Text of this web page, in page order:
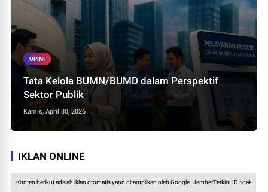
OPINI
Tata Kelola BUMN/BUMD dalam Perspektif
Sektor Publik
Kamis, April 30, 2026
IKLAN ONLINE
Konten berikut adalah iklan otomatis yang ditampilkan oleh Google. JemberTerkini.ID tidak